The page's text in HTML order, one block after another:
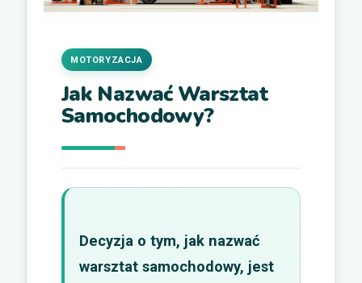
Jak Nazwać Warsztat
Samochodowy?
MOTORYZACJA
Decyzja o tym, jak nazwać
warsztat samochodowy, jest